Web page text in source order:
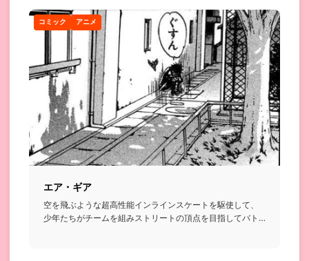
コミック アニメ
エア・ギア
空を飛ぶような超高性能インラインスケートを駆使して、
少年たちがチームを組みストリートの頂点を目指してバト